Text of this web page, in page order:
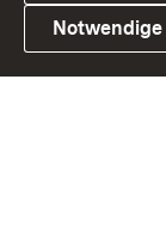
Link zum